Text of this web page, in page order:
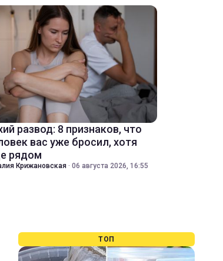
развод: 8 признаков, что
вас уже бросил, хотя
рядом
Крижановская · 06 августа 2026, 16:55
ТОП